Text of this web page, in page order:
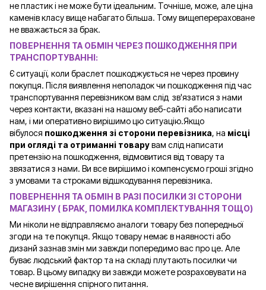
не пластик і не може бути ідеальним. Точніше, може, але ціна
каменів класу вище набагато більша. Тому вищеперераховане
не вважається за брак.
ПОВЕРНЕННЯ ТА ОБМІН ЧЕРЕЗ ПОШКОДЖЕННЯ ПРИ
ТРАНСПОРТУВАННІ:
Є ситуації, коли браслет пошкоджується не через провину
покупця. Після виявлення неполадок чи пошкодження під час
транспортування перевізником вам слід зв'язатися з нами
через контакти, вказані на нашому веб-сайті або написати
нам, і ми оперативно вирішимо цю ситуацію.Якщо
вібулося пошкодження зі сторони перевізника, на місці
при огляді та отриманні товарувам слід написати
претензію на пошкодження, відмовитися від товару та
звязатися з нами. Ви все вирішимо і компенсуємо гроші згідно
з умовами та строками відшкодування перевізника.
ПОВЕРНЕННЯ ТА ОБМІН В РАЗІ ПОСИЛКИ ЗІ СТОРОНИ
МАГАЗИНУ ( БРАК, ПОМИЛКА КОМПЛЕКТУВАННЯ ТОЩО)
Ми ніколи не відправляємо аналоги товару без попередньої
згоди на те покупця. Якщо товару немає в наявності або
дизанй зазнав змін ми завжди попередимо вас про це. Але
буває людський фактор та на складі плутають посилки чи
товар. В цьому випадку ви завжди можете розраховувати на
чесне вирішення спірного питання.